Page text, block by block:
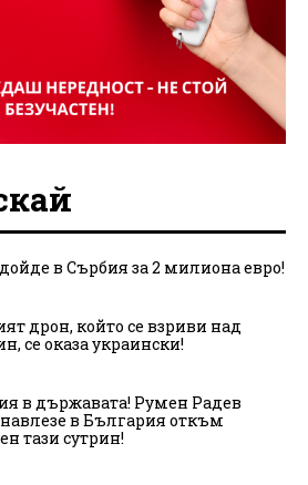
в Сърбия за 2 милиона евро!
дрон, който се взриви над
се оказа украински!
в държавата! Румен Радев
в България откъм
тази сутрин!